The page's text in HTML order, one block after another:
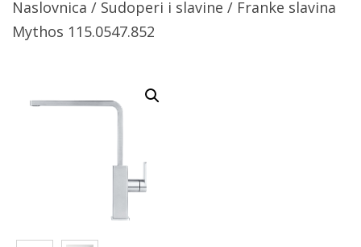
Naslovnica / Sudoperi i slavine / Franke slavina
Mythos 115.0547.852